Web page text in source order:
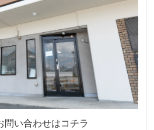
問い合わせはコチラ